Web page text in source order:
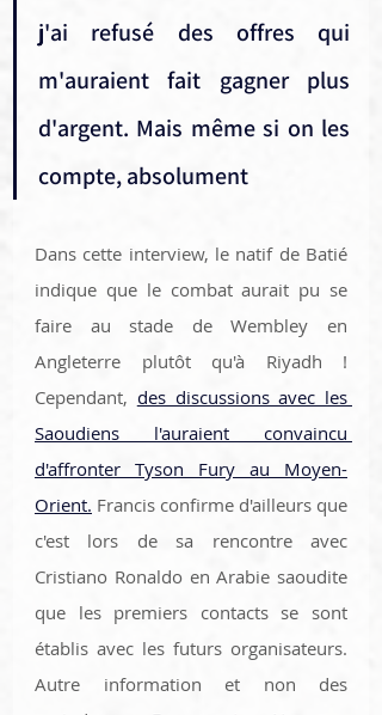
j'ai refusé des offres qui
m'auraient fait gagner plus
d'argent. Mais même si on les
compte, absolument
Dans cette interview, le natif de Batié
indique que le combat aurait pu se
faire au stade de Wembley en
Angleterre plutôt qu'à Riyadh !
Cependant, des discussions avec les
Saoudiens l'auraient convaincu
d'affronter Tyson Fury au Moyen-
Orient. Francis confirme d'ailleurs que
c'est lors de sa rencontre avec
Cristiano Ronaldo en Arabie saoudite
que les premiers contacts se sont
établis avec les futurs organisateurs.
Autre information et non des